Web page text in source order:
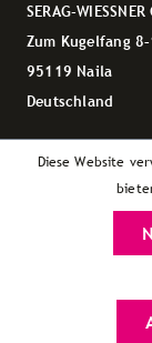
SERAG-
Zum Kugelfang
95119 Naila
Deutschland
Diese Website